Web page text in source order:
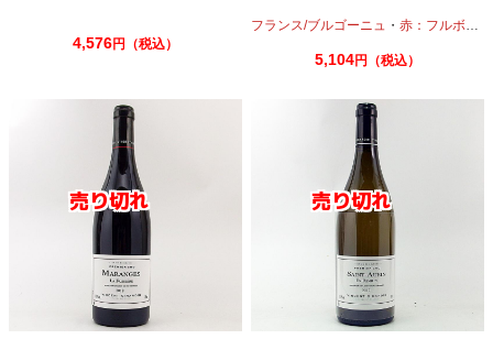
4,576円（税込）
フランス/ブルゴーニュ ・赤：フルボディ
5,104円（税込）